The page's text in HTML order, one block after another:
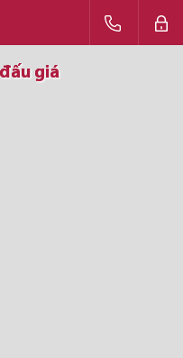
giá
giá
giá